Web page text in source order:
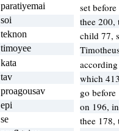
paratiyemai
set
soi
thee
teknon
child 77,
timoyee
kata
tav
which
proagousav
go
epi
on 196,
se
thee